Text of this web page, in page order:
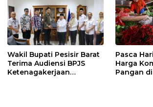
Wakil Bupati Pesisir Barat
Terima Audiensi BPJS
Ketenagakerjaan
Pasca
Harga
Pangan